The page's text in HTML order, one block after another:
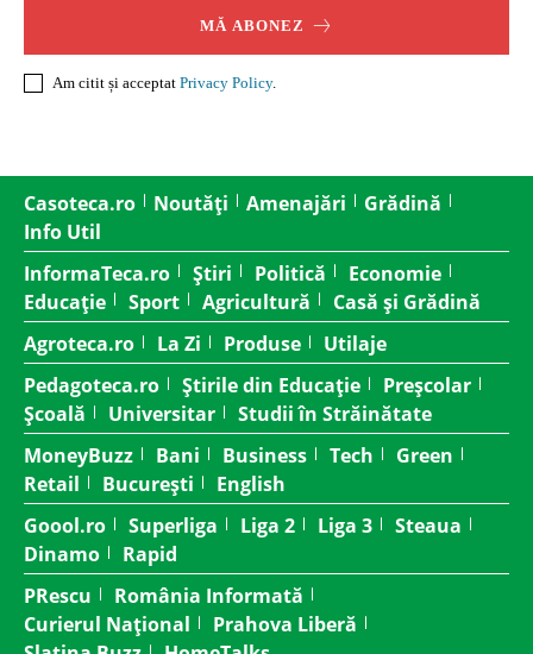
MĂ ABONEZ
Am citit și acceptat Privacy Policy.
Casoteca.ro Noutăți Amenajări
Grădină
Info Util
InformaTeca.ro
Știri Politică
Economie
Educație
Sport Agricultură
Casă și Grădină
Agroteca.ro
La Zi Produse
Utilaje
Pedagoteca.ro
Știrile din Educație
Preșcolar
Școală
Universitar
Studii în Străinătate
MoneyBuzz
Bani Business Tech
Green
Retail
București
English
Goool.ro
Superliga Liga 2 Liga 3
Steaua
Dinamo
Rapid
PRescu
România Informată
Curierul Național
Prahova Liberă